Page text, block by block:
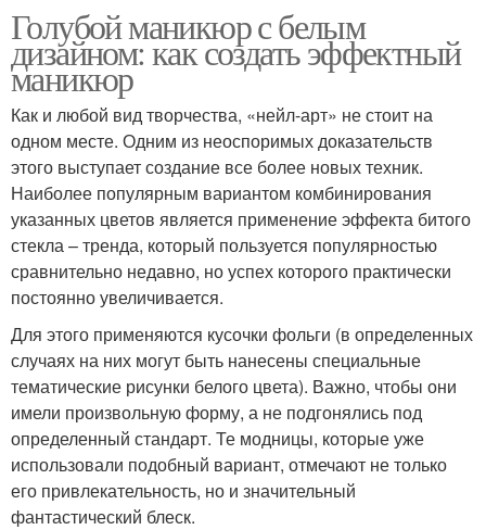
Голубой маникюр с белым
дизайном: как создать эффектный
маникюр
Как и любой вид творчества, «нейл-арт» не стоит на
одном месте. Одним из неоспоримых доказательств
этого выступает создание все более новых техник.
Наиболее популярным вариантом комбинирования
указанных цветов является применение эффекта битого
стекла – тренда, который пользуется популярностью
сравнительно недавно, но успех которого практически
постоянно увеличивается.
Для этого применяются кусочки фольги (в определенных
случаях на них могут быть нанесены специальные
тематические рисунки белого цвета). Важно, чтобы они
имели произвольную форму, а не подгонялись под
определенный стандарт. Те модницы, которые уже
использовали подобный вариант, отмечают не только
его привлекательность, но и значительный
фантастический блеск.